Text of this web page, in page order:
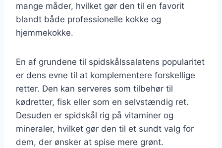
mange måder, hvilket gør den til en favorit
blandt både professionelle kokke og
hjemmekokke.
En af grundene til spidskålssalatens popularitet
er dens evne til at komplementere forskellige
retter. Den kan serveres som tilbehør til
kødretter, fisk eller som en selvstændig ret.
Desuden er spidskål rig på vitaminer og
mineraler, hvilket gør den til et sundt valg for
dem, der ønsker at spise mere grønt.